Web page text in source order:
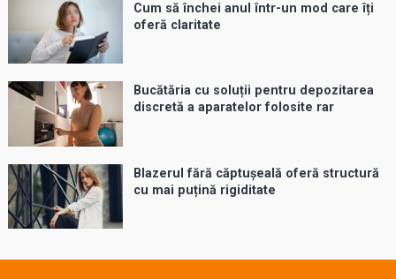
Cum să închei anul într-un mod care îți
oferă claritate
Bucătăria cu soluții pentru depozitarea
discretă a aparatelor folosite rar
Blazerul fără căptușeală oferă structură
cu mai puțină rigiditate